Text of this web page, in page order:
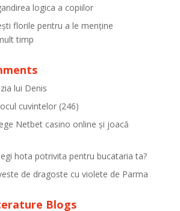
logica a copiilor
florile pentru a le menține
timp
lui Denis
cuvintelor (246)
Netbet casino online și joacă
hota potrivita pentru bucataria ta?
de dragoste cu violete de Parma
Blogs